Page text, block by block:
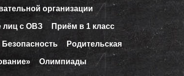
организации
лиц с ОВЗ Приём в 1 класс
Безопасность Родительская
Олимпиады